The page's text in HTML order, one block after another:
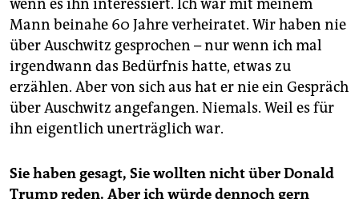
wenn es ihn interessiert. Ich war mit meinem
Mann beinahe 60 Jahre verheiratet. Wir haben nie
über Auschwitz gesprochen – nur wenn ich mal
irgendwann das Bedürfnis hatte, etwas zu
erzählen. Aber von sich aus hat er nie ein Gespräch
über Auschwitz angefangen. Niemals. Weil es für
ihn eigentlich unerträglich war.
Sie haben gesagt, Sie wollten nicht über Donald
Trump reden. Aber ich würde dennoch gern